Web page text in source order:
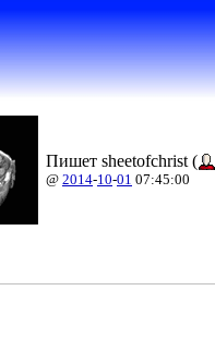
Пишет sheetofchrist (
@ 2014-10-01 07:45:00